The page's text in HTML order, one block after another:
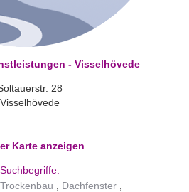
- Visselhövede
28
Visselhövede
Karte anzeigen
Suchbegriffe:
Trockenbau
Dachfenster